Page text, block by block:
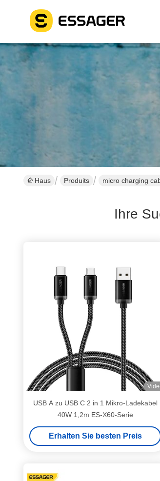
Haus Produits micro charging
Ihre
USB A zu USB C 2 in 1 Mikro-Ladekabel
40W 1,2m ES-X60-Serie
Erhalten Sie besten Preis